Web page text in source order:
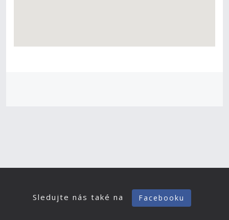
Sledujte nás také na Facebooku